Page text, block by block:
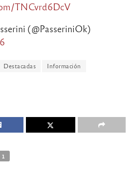
TNCvrd6DcV
(@PasseriniOk)
Destacadas
Información
1